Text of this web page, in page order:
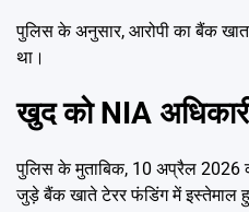
पुलिस के अनुसार, आरोपी का बैंक
था।
खुद को NIA
पुलिस के मुताबिक, 10 अप्रैल 2026
जुड़े बैंक खाते टेरर फंडिंग में इस्तेमाल